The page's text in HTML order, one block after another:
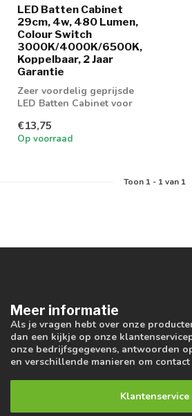
LED Batten Cabinet
29cm, 4w, 480 Lumen,
Colour Switch
3000K/4000K/6500K,
Koppelbaar, 2 Jaar
Garantie
Zeer voordelig geprijsde
LED Batten Cabinet voor
we...
€13,75
Op voorraad
Toon 1- 1van 1
Meer informatie
Als je vragen hebt over onze
dan een kijkje op onze
onze bedrijfsgegevens, antwoorden
en verschillende manieren om
Klantenservice